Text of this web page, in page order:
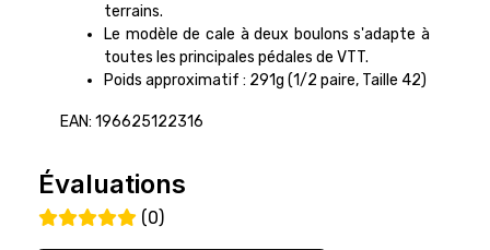
terrains.
Le modèle de cale à deux boulons s'adapte à
toutes les principales pédales de VTT.
Poids approximatif : 291g (1/2 paire, Taille 42)
EAN: 196625122316
Évaluations
(0)